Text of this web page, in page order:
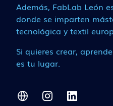
Además, FabLab León
donde se imparten
tecnológica y textil
Si quieres crear,
es tu lugar.